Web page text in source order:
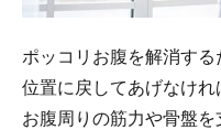
ポッコリお腹を解消す
位置に戻してあげなけれ
お腹周りの筋力や骨盤